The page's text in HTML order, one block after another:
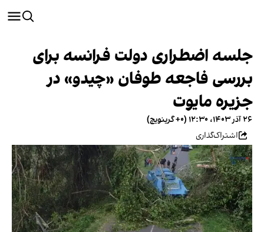
جلسه اضطراری دولت فرانسه برای
بررسی فاجعه طوفان «چیدو» در
جزیره مایوت
۲۶ آذر ۱۴۰۳، ۱۲:۳۰ (‎+۰ گرینویچ)
اشتراک‌گذاری